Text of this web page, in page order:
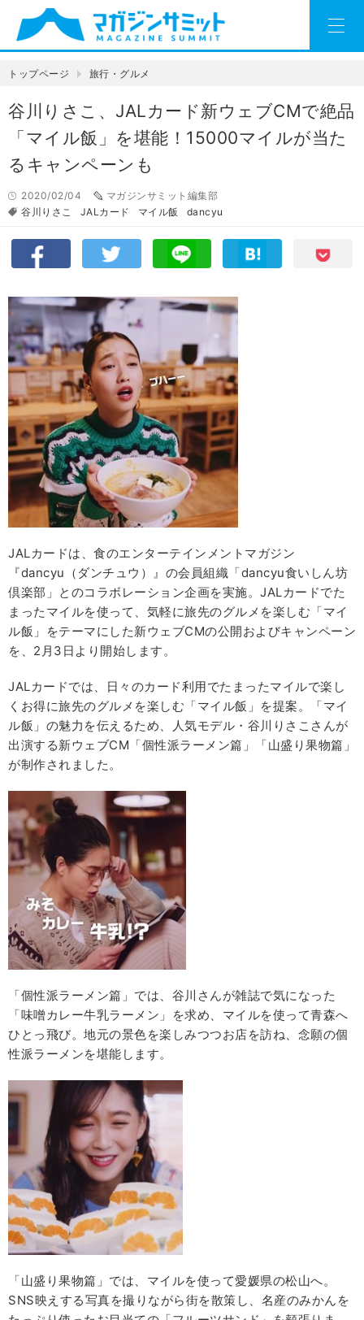
トップページ 旅行・グルメ
谷川りさこ、JALカード新ウェブCMで絶品
「マイル飯」を堪能！15000マイルが当た
るキャンペーンも
2020/02/04
マガジンサミット編集部
谷川りさこ
JALカード マイル飯 dancyu
JALカードは、食のエンターテインメントマガジン
『dancyu（ダンチュウ）』の会員組織「dancyu食いしん坊
倶楽部」とのコラボレーション企画を実施。JALカードでた
まったマイルを使って、気軽に旅先のグルメを楽しむ「マイ
ル飯」をテーマにした新ウェブCMの公開およびキャンペーン
を、2月3日より開始します。
JALカードでは、日々のカード利用でたまったマイルで楽し
くお得に旅先のグルメを楽しむ「マイル飯」を提案。「マイ
ル飯」の魅力を伝えるため、人気モデル・谷川りさこさんが
出演する新ウェブCM「個性派ラーメン篇」「山盛り果物篇」
が制作されました。
「個性派ラーメン篇」では、谷川さんが雑誌で気になった
「味噌カレー牛乳ラーメン」を求め、マイルを使って青森へ
ひとっ飛び。地元の景色を楽しみつつお店を訪ね、念願の個
性派ラーメンを堪能します。
「山盛り果物篇」では、マイルを使って愛媛県の松山へ。
SNS映えする写真を撮りながら街を散策し、名産のみかんを